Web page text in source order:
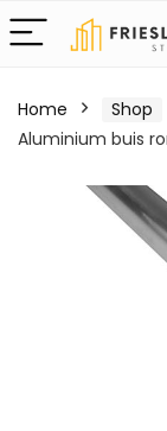
Home Shop
Aluminium buis